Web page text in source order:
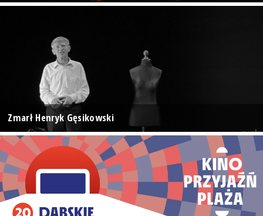
Zmarł Henryk Gęsikowski